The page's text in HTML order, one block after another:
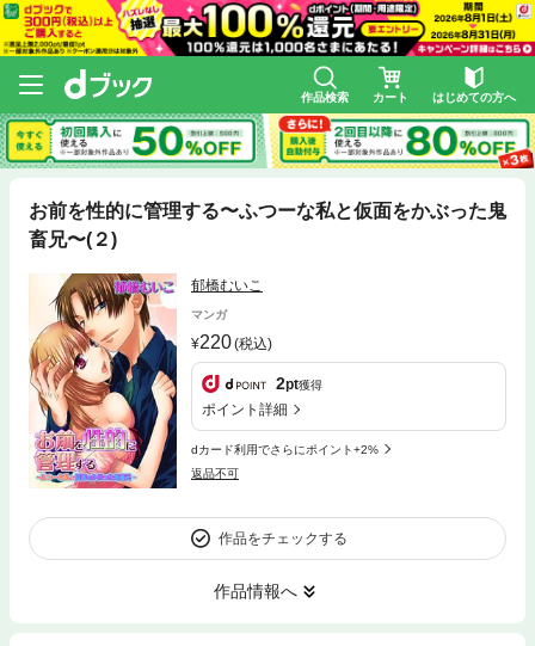
作品検索 カート はじめての方へ
お前を性的に管理する〜ふつーな私と仮面をかぶった鬼
畜兄〜(２)
郁橋むいこ
マンガ
220(税込)
2pt獲得
ポイント詳細
dカード利用でさらにポイント+2%
返品不可
作品をチェックする
作品情報へ